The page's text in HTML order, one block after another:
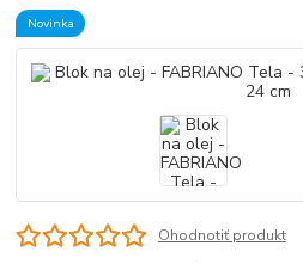
Novinka
Ohodnotiť produkt